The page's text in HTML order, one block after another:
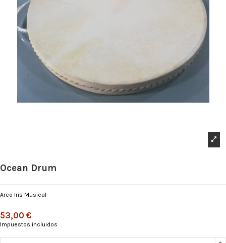
Ocean Drum
Arco Iris Musical
53,00 €
Impuestos incluidos